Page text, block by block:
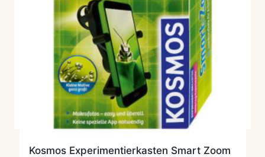
Kosmos Experimentierkasten Smart Zoom